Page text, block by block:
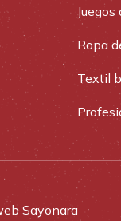
Juegos
Ropa
Textil
Sayonara